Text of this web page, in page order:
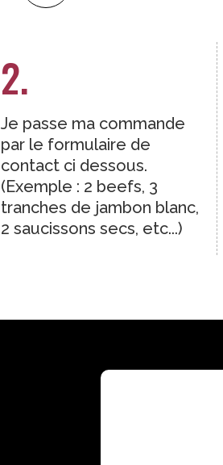
2.
Je passe ma commande
par le formulaire de
contact ci dessous.
(Exemple : 2 beefs, 3
tranches de jambon blanc,
2 saucissons secs, etc...)